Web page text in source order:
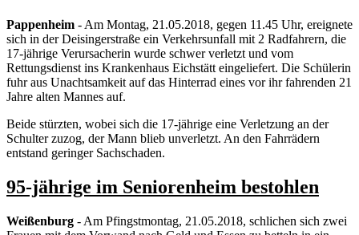
Pappenheim - Am Montag, 21.05.2018, gegen 11.45 Uhr, ereignete
sich in der Deisingerstraße ein Verkehrsunfall mit 2 Radfahrern, die
17-jährige Verursacherin wurde schwer verletzt und vom
Rettungsdienst ins Krankenhaus Eichstätt eingeliefert. Die Schülerin
fuhr aus Unachtsamkeit auf das Hinterrad eines vor ihr fahrenden 21
Jahre alten Mannes auf.
Beide stürzten, wobei sich die 17-jährige eine Verletzung an der
Schulter zuzog, der Mann blieb unverletzt. An den Fahrrädern
entstand geringer Sachschaden.
95-jährige im Seniorenheim bestohlen
Weißenburg - Am Pfingstmontag, 21.05.2018, schlichen sich zwei